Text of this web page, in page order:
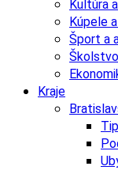
Kultúra
Kúpele
Šport a
Školstvo
Kraje